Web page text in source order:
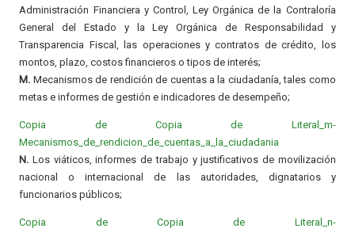
Administración Financiera y Control, Ley Orgánica de la Contraloría
General del Estado y la Ley Orgánica de Responsabilidad y
Transparencia Fiscal, las operaciones y contratos de crédito, los
montos, plazo, costos financieros o tipos de interés;
M. Mecanismos de rendición de cuentas a la ciudadanía, tales como
metas e informes de gestión e indicadores de desempeño;
Copia de Copia de Literal_m-
Mecanismos_de_rendicion_de_cuentas_a_la_ciudadania
N. Los viáticos, informes de trabajo y justificativos de movilización
nacional o internacional de las autoridades, dignatarios y
funcionarios públicos;
Copia de Copia de Literal_n-